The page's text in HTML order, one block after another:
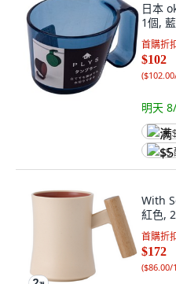
日本
1個,
首購折
$102
(
明天
满
$5
With
紅色,
首購折
$172
($86.00/